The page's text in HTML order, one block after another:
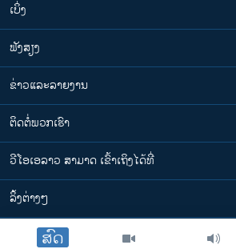
ສົດ
ເບິ່ງ
ຟັງສຽງ
ຂ່າວແລະລາຍງານ
ຕິດຕໍ່ພວກເຮົາ
ວີໂອເອລາວ ສາມາດ ເຂົ້າເຖິງໄດ້ທີ່
​ລິ້ງ​ຕ່າງໆ